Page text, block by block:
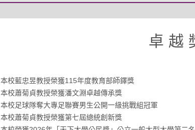
清華校園的未來式
國立清華大學招生專區
卓 越
本校藍忠昱教授榮獲115年度教育部師鐸獎
本校蕭菊貞教授榮獲潘文淵卓越傳承獎
本校足球隊奪大專足聯賽男生公開一級挑戰組冠軍
本校蕭菊貞教授榮獲第七屆總統創新獎